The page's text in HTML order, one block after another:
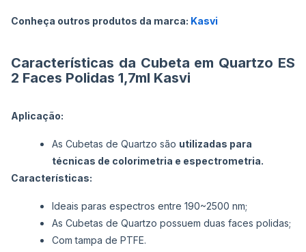
Galeria
Conheça outros produtos da marca: Kasvi
Características da Cubeta em Quartzo ES
2 Faces Polidas 1,7ml Kasvi
Aplicação:
As Cubetas de Quartzo são utilizadas para
técnicas de colorimetria e espectrometria.
Características:
Ideais paras espectros entre 190~2500 nm;
As Cubetas de Quartzo possuem duas faces polidas;
Com tampa de PTFE.